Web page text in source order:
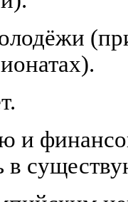
и
в